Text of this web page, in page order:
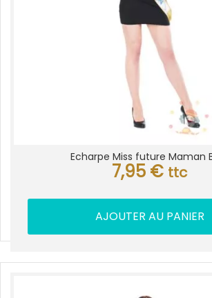
Echarpe Miss future Maman
7,95 € ttc
AJOUTER AU PANIER